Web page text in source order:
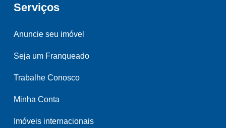
Serviços
Anuncie seu imóvel
Seja um Franqueado
Trabalhe Conosco
Minha Conta
Imóveis internacionais